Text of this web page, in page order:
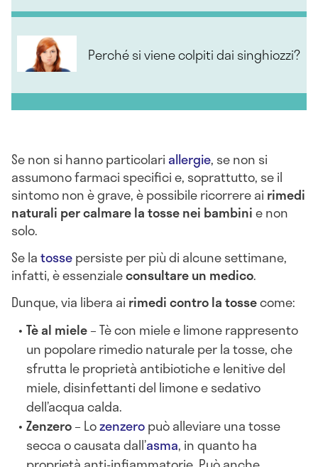
Perché si viene colpiti dai singhiozzi?
Se non si hanno particolari allergie, se non si
assumono farmaci specifici e, soprattutto, se il
sintomo non è grave, è possibile ricorrere ai rimedi
naturali per calmare la tosse nei bambinie non
solo.
Se latossepersiste per più di alcune settimane,
infatti, è essenzialeconsultare un medico.
Dunque, via libera ai rimedi contro la tossecome:
Tè al miele– Tè con miele e limone rappresento
un popolare rimedio naturale per la tosse, che
sfrutta le proprietà antibiotiche e lenitive del
miele, disinfettanti del limone e sedativo
dell’acqua calda.
Zenzero– Lozenzeropuò alleviare una tosse
secca o causata dall’asma, in quanto ha